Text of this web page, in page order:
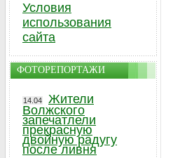
Условия
использования
сайта
ФОТОРЕПОРТАЖИ
14.04
Жители
Волжского
запечатлели
прекрасную
двойную радугу
после ливня